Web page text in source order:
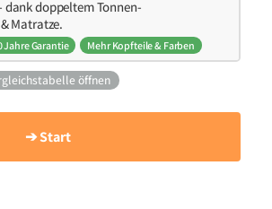
doppeltem Tonnen-
Matratze.
Jahre Garantie Mehr Kopfteile & Farben
öffnen
➔ Start